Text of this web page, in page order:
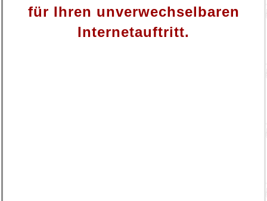
für Ihren unverwechselbaren
Internetauftritt.